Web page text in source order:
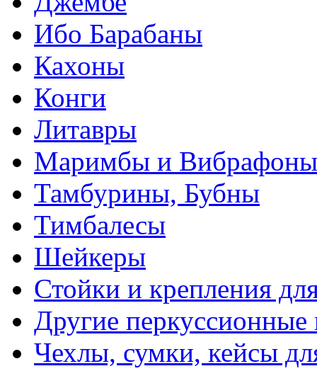
Ибо Барабаны
Кахоны
Конги
Литавры
Маримбы и Вибрафоны
Тамбурины, Бубны
Тимбалесы
Шейкеры
Стойки и крепления
Другие
Чехлы, сумки, кейсы